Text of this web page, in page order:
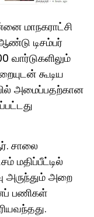
மாநகராட்சி
டிசம்பர்
கூடிய
அமைப்பதற்கான
சாலை
மதிப்பீட்டில்
அருந்தும் அறை
பணிகள்